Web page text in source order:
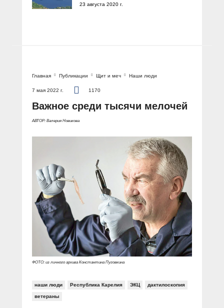
23 августа 2020 г.
Главная Публикации Щит и меч Наши люди
7 мая 2022 г. 1170
Важное среди тысячи мелочей
АВТОР: Валерия Новикова
ФОТО: из личного архива Константина Пуговкина
наши люди Республика Карелия ЭКЦ дактилоскопия
ветераны